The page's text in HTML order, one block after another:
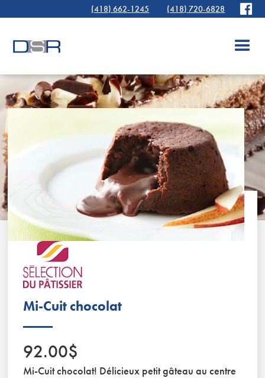
(418) 662-1245 (418) 720-6828
Mi-Cuit chocolat
92.00$
Mi-Cuit chocolat! Délicieux petit gâteau au centre